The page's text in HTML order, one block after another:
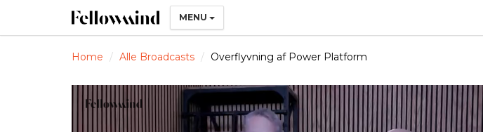
MENU
Home Alle Broadcasts Overflyvning af Power Platform